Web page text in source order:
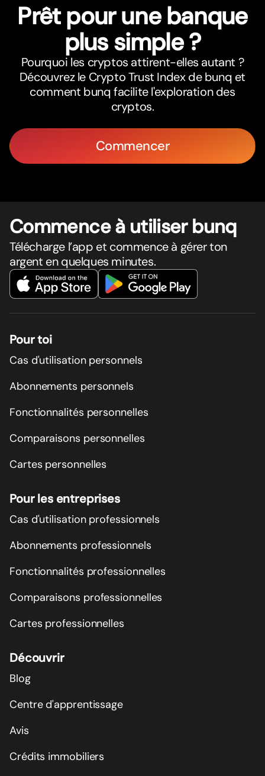
Prêt pour une banque
plus simple ?
Pourquoi les cryptos attirent-elles autant ?
Découvrez le Crypto Trust Index de bunq et
comment bunq facilite l'exploration des
cryptos.
Commencer
Commence à utiliser bunq
Télécharge l’app et commence à gérer ton
argent en quelques minutes.
Pour toi
Cas d'utilisation personnels
Abonnements personnels
Fonctionnalités personnelles
Comparaisons personnelles
Cartes personnelles
Pour les entreprises
Cas d'utilisation professionnels
Abonnements professionnels
Fonctionnalités professionnelles
Comparaisons professionnelles
Cartes professionnelles
Découvrir
Blog
Centre d'apprentissage
Avis
Crédits immobiliers